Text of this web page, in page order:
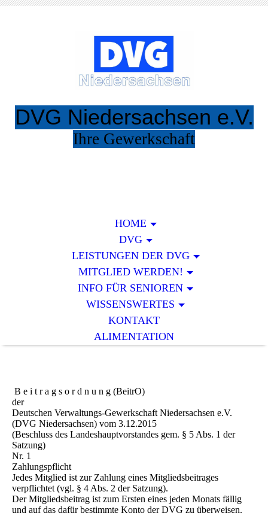
DVG Niedersachsen e.V.
Ihre Gewerkschaft
HOME
DVG
LEISTUNGEN DER DVG
MITGLIED WERDEN!
INFO FÜR SENIOREN
WISSENSWERTES
KONTAKT
ALIMENTATION
B e i t r a g s o r d n u n g (BeitrO)
der
Deutschen Verwaltungs-Gewerkschaft Niedersachsen e.V.
(DVG Niedersachsen) vom 3.12.2015
(Beschluss des Landeshauptvorstandes gem. § 5 Abs. 1 der
Satzung)
Nr. 1
Zahlungspflicht
Jedes Mitglied ist zur Zahlung eines Mitgliedsbeitrages
verpflichtet (vgl. § 4 Abs. 2 der Satzung).
Der Mitgliedsbeitrag ist zum Ersten eines jeden Monats fällig
und auf das dafür bestimmte Konto der DVG zu überweisen.